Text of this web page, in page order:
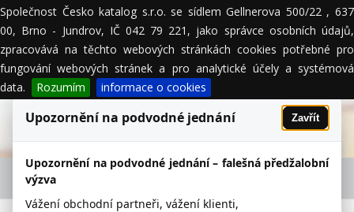
Společnost Česko katalog s.r.o. se sídlem Gellnerova 500/22 , 637
00, Brno - Jundrov, IČ 042 79 221, jako správce osobních údajů,
zpracovává na těchto webových stránkách cookies potřebné pro
fungování webových stránek a pro analytické účely a systémová
data.
Rozumím informace o cookies
MENU
ZŠ A MŠ Kněžmost příspěvková organizace -
firemní detail
Upozornění na podvodné jednání Zavřít
Upozornění na podvodné jednání – falešná předžalobní
výzva
Vážení obchodní partneři, vážení klienti,